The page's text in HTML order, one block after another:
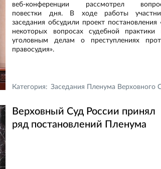
веб-конференции рассмотрел
повестки дня. В ходе работы
заседания обсудили проект постановления
некоторых вопросах судебной практики
уголовным делам о преступлениях
правосудия».
Категория: Заседания Пленума Верховного Суда Российской
Верховный Суд России принял
ряд постановлений Пленума